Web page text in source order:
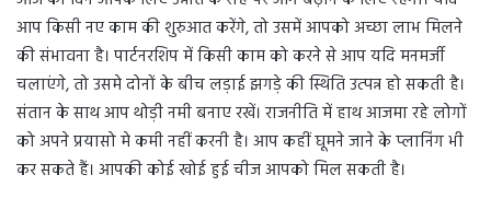
आप किसी नए काम की शुरुआत करेंगे, तो उसमें आपको अच्छा लाभ मिलने
की संभावना है। पार्टनरशिप में किसी काम को करने से आप यदि मनमर्जी
चलाएंगे, तो उसमे दोनों के बीच लड़ाई झगड़े की स्थिति उत्पन्न हो सकती है।
संतान के साथ आप थोड़ी नमी बनाए रखें। राजनीति में हाथ आजमा रहे लोगों
को अपने प्रयासो मे कमी नहीं करनी है। आप कहीं घूमने जाने के प्लानिंग भी
कर सकते हैं। आपकी कोई खोई हुई चीज आपको मिल सकती है।